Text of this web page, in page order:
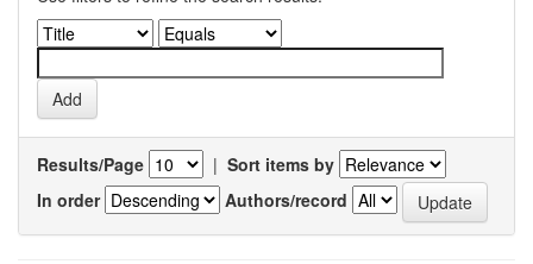
Results/Page | Sort items by
In order
Authors/record